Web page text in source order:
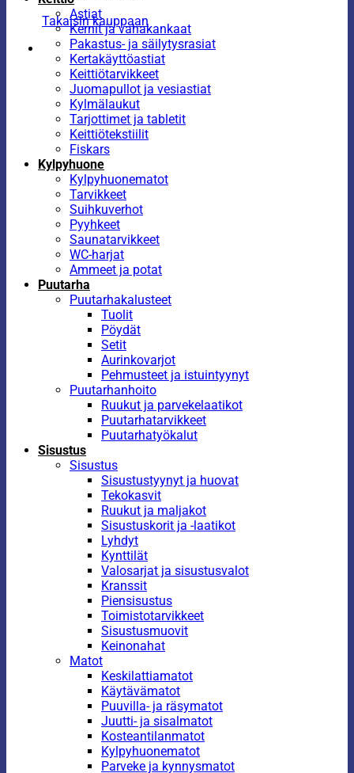
Takaisin kauppaan
Astiat
Kernit ja vahakankaat
Pakastus- ja säilytysrasiat
Kertakäyttöastiat
Keittiötarvikkeet
Juomapullot ja vesiastiat
Kylmälaukut
Tarjottimet ja tabletit
Keittiötekstiilit
Fiskars
Kylpyhuone
Kylpyhuonematot
Tarvikkeet
Suihkuverhot
Pyyhkeet
Saunatarvikkeet
WC-harjat
Ammeet ja potat
Puutarha
Puutarhakalusteet
Tuolit
Pöydät
Setit
Aurinkovarjot
Pehmusteet ja istuintyynyt
Puutarhanhoito
Ruukut ja parvekelaatikot
Puutarhatarvikkeet
Puutarhatyökalut
Sisustus
Sisustus
Sisustustyynyt ja huovat
Tekokasvit
Ruukut ja maljakot
Sisustuskorit ja -laatikot
Lyhdyt
Kynttilät
Valosarjat ja sisustusvalot
Kranssit
Piensisustus
Toimistotarvikkeet
Sisustusmuovit
Keinonahat
Matot
Keskilattiamatot
Käytävämatot
Puuvilla- ja räsymatot
Juutti- ja sisalmatot
Kosteantilanmatot
Kylpyhuonematot
Parveke ja kynnysmatot